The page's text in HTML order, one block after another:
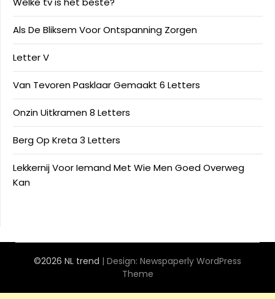
Als De Bliksem Voor Ontspanning Zorgen
Letter V
Van Tevoren Pasklaar Gemaakt 6 Letters
Onzin Uitkramen 8 Letters
Berg Op Kreta 3 Letters
Lekkernij Voor Iemand Met Wie Men Goed Overweg
Kan
©2026 NL trend | Design: Newspaperly WordPress
Theme